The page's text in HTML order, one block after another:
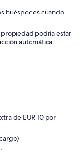
huéspedes cuando
podría estar
automática.
de EUR 10 por